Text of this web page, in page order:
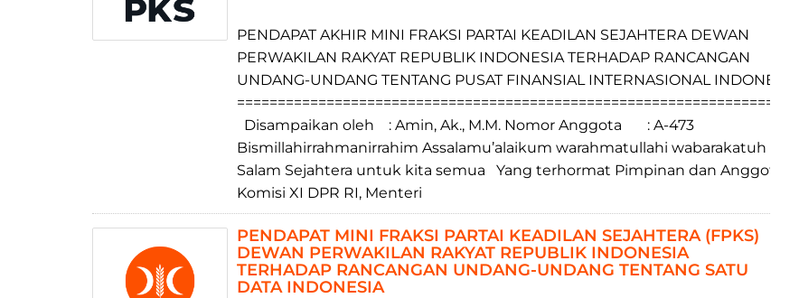
PENDAPAT AKHIR MINI FRAKSI PARTAI KEADILAN SEJAHTERA DEWAN
PERWAKILAN RAKYAT REPUBLIK INDONESIA TERHADAP RANCANGAN
UNDANG-UNDANG TENTANG PUSAT FINANSIAL INTERNASIONAL INDONESIA
======================================================================
Disampaikan oleh : Amin, Ak., M.M. Nomor Anggota : A-473
Bismillahirrahmanirrahim Assalamu’alaikum warahmatullahi wabarakatuh
Salam Sejahtera untuk kita semua Yang terhormat Pimpinan dan Anggota
Komisi XI DPR RI, Menteri
PENDAPAT MINI FRAKSI PARTAI KEADILAN SEJAHTERA (FPKS)
DEWAN PERWAKILAN RAKYAT REPUBLIK INDONESIA
TERHADAP RANCANGAN UNDANG-UNDANG TENTANG SATU
DATA INDONESIA